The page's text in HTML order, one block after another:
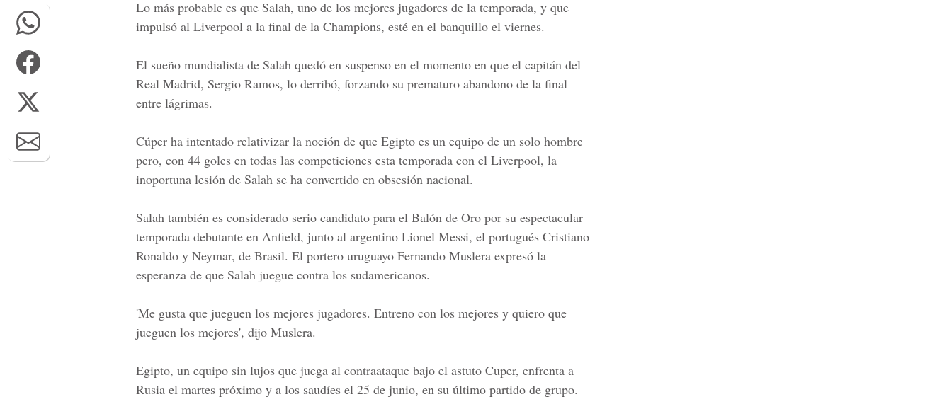
Lo más probable es que Salah, uno de los mejores jugadores de la temporada, y que
impulsó al Liverpool a la final de la Champions, esté en el banquillo el viernes.
El sueño mundialista de Salah quedó en suspenso en el momento en que el capitán del
Real Madrid, Sergio Ramos, lo derribó, forzando su prematuro abandono de la final
entre lágrimas.
Cúper ha intentado relativizar la noción de que Egipto es un equipo de un solo hombre
pero, con 44 goles en todas las competiciones esta temporada con el Liverpool, la
inoportuna lesión de Salah se ha convertido en obsesión nacional.
Salah también es considerado serio candidato para el Balón de Oro por su espectacular
temporada debutante en Anfield, junto al argentino Lionel Messi, el portugués Cristiano
Ronaldo y Neymar, de Brasil. El portero uruguayo Fernando Muslera expresó la
esperanza de que Salah juegue contra los sudamericanos.
'Me gusta que jueguen los mejores jugadores. Entreno con los mejores y quiero que
jueguen los mejores', dijo Muslera.
Egipto, un equipo sin lujos que juega al contraataque bajo el astuto Cuper, enfrenta a
Rusia el martes próximo y a los saudíes el 25 de junio, en su último partido de grupo.